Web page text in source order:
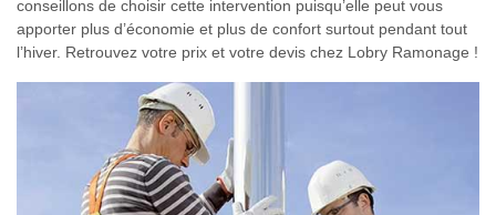
conseillons de choisir cette intervention puisqu’elle peut vous
apporter plus d’économie et plus de confort surtout pendant tout
l’hiver. Retrouvez votre prix et votre devis chez Lobry Ramonage !